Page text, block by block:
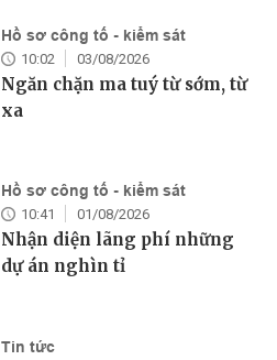
Hồ sơ công tố - kiểm sát
10:02 03/08/2026
Ngăn chặn ma tuý từ sớm, từ
xa
Hồ sơ công tố - kiểm sát
10:41 01/08/2026
Nhận diện lãng phí những
dự án nghìn tỉ
Tin tức